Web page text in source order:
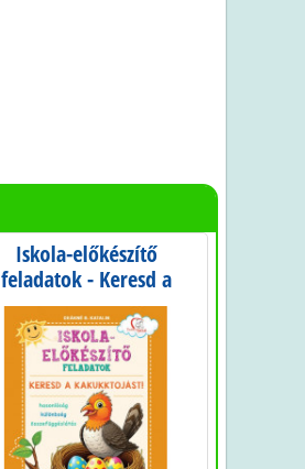
Iskola-előkészítő
feladatok - Keresd a
kakukktojást!